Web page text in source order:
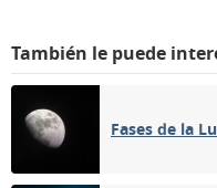
También le puede
Fases de la